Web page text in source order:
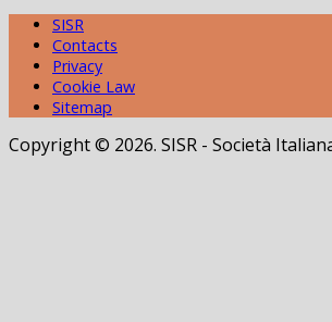
SISR
Contacts
Privacy
Cookie Law
Sitemap
Copyright © 2026. SISR - Società